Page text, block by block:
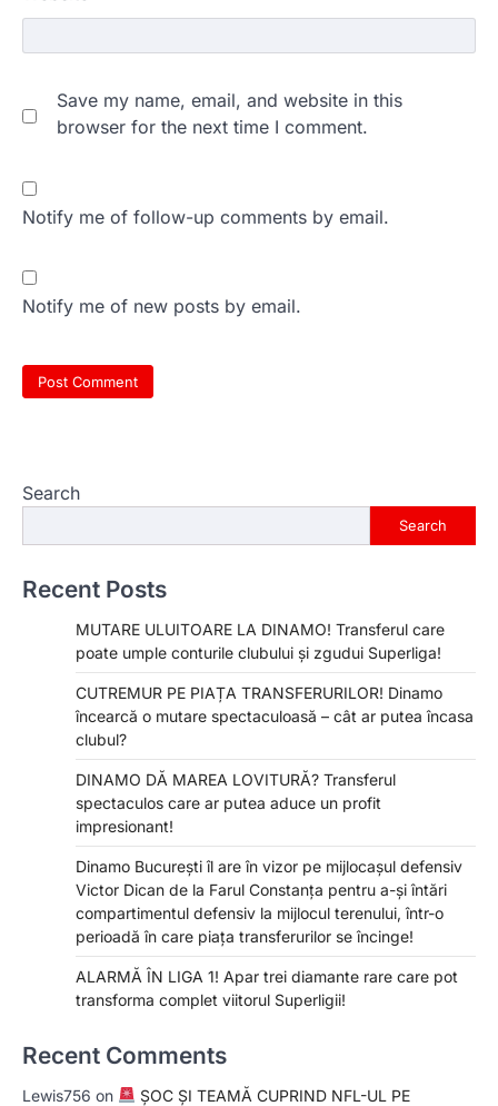
Save my name, email, and website in this
browser for the next time I comment.
Notify me of follow-up comments by email.
Notify me of new posts by email.
Search
Search
Recent Posts
MUTARE ULUITOARE LA DINAMO! Transferul care
poate umple conturile clubului și zgudui Superliga!
CUTREMUR PE PIAȚA TRANSFERURILOR! Dinamo
încearcă o mutare spectaculoasă – cât ar putea încasa
clubul?
DINAMO DĂ MAREA LOVITURĂ? Transferul
spectaculos care ar putea aduce un profit
impresionant!
Dinamo București îl are în vizor pe mijlocașul defensiv
Victor Dican de la Farul Constanța pentru a-și întări
compartimentul defensiv la mijlocul terenului, într-o
perioadă în care piața transferurilor se încinge!
ALARMĂ ÎN LIGA 1! Apar trei diamante rare care pot
transforma complet viitorul Superligii!
Recent Comments
Lewis756 on
ȘOC ȘI TEAMĂ CUPRIND NFL-UL PE